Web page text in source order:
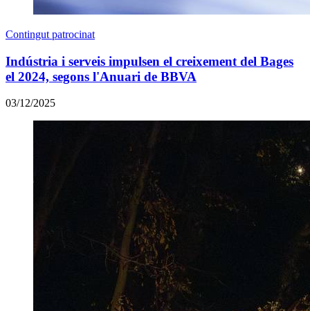
Contingut patrocinat
Indústria i serveis impulsen el creixement del Bages
el 2024, segons l'Anuari de BBVA
03/12/2025